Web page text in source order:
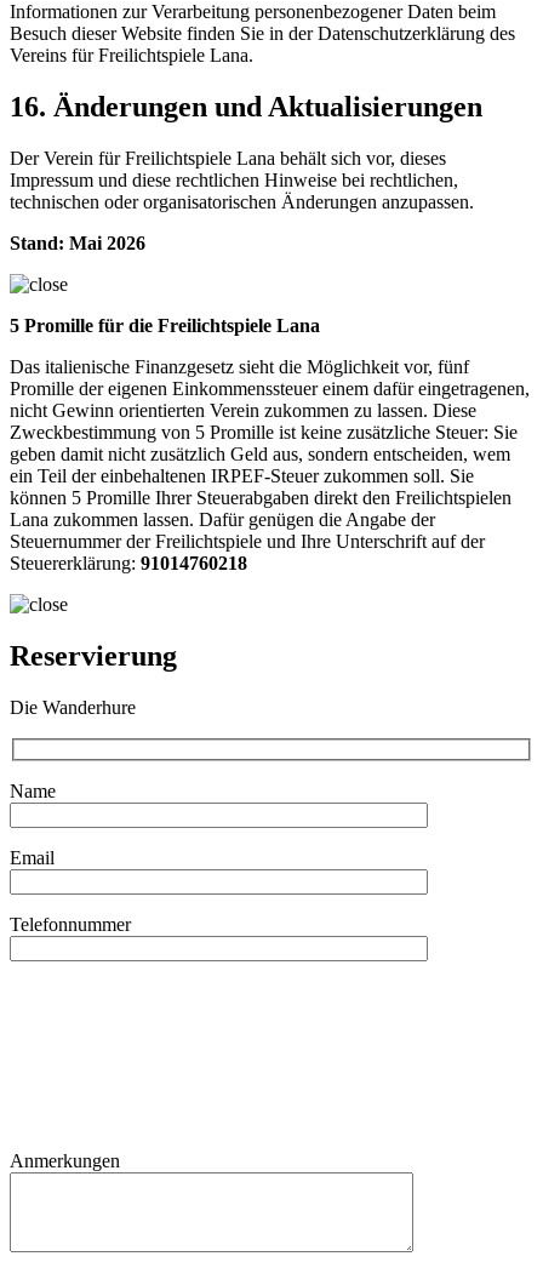
Informationen zur Verarbeitung personenbezogener Daten beim
Besuch dieser Website finden Sie in der Datenschutzerklärung des
Vereins für Freilichtspiele Lana.
16. Änderungen und Aktualisierungen
Der Verein für Freilichtspiele Lana behält sich vor, dieses
Impressum und diese rechtlichen Hinweise bei rechtlichen,
technischen oder organisatorischen Änderungen anzupassen.
Stand: Mai 2026
5 Promille für die Freilichtspiele Lana
Das italienische Finanzgesetz sieht die Möglichkeit vor, fünf
Promille der eigenen Einkommenssteuer einem dafür eingetragenen,
nicht Gewinn orientierten Verein zukommen zu lassen. Diese
Zweckbestimmung von 5 Promille ist keine zusätzliche Steuer: Sie
geben damit nicht zusätzlich Geld aus, sondern entscheiden, wem
ein Teil der einbehaltenen IRPEF-Steuer zukommen soll. Sie
können 5 Promille Ihrer Steuerabgaben direkt den Freilichtspielen
Lana zukommen lassen. Dafür genügen die Angabe der
Steuernummer der Freilichtspiele und Ihre Unterschrift auf der
Steuererklärung: 91014760218
Reservierung
Die Wanderhure
Name
Email
Telefonnummer
Anmerkungen